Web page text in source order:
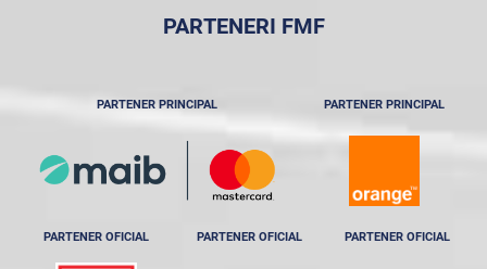
PARTENERI FMF
PARTENER PRINCIPAL PARTENER PRINCIPAL
PARTENER OFICIAL PARTENER OFICIAL PARTENER OFICIAL